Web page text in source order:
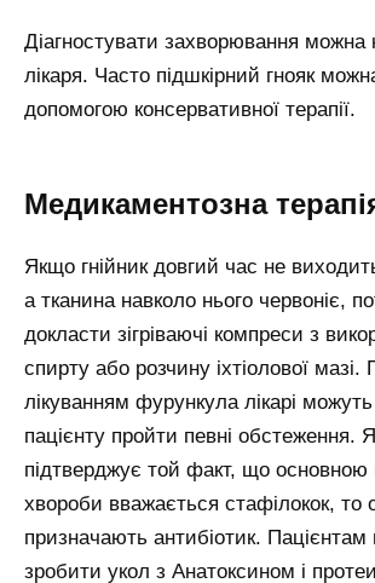
Діагностувати захворювання можна
лікаря. Часто підшкірний гнояк
допомогою консервативної терапії.
Медикаментозна
Якщо гнійник довгий час не
а тканина навколо нього червоніє,
докласти зігріваючі компреси з
спирту або розчину іхтіолової мазі.
лікуванням фурункула лікарі
пацієнту пройти певні обстеження.
підтверджує той факт, що
хвороби вважається стафілокок, то
призначають антибіотик. Пацієнтам
зробити укол з Анатоксином і